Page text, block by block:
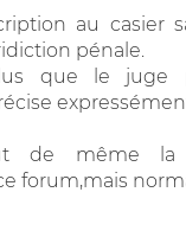
au casier
pénale.
que le juge
de même la
forum,mais